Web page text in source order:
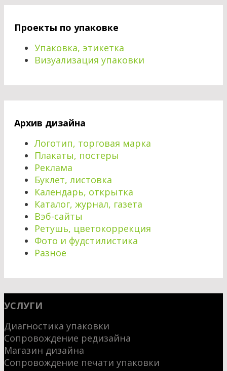
Проекты по упаковке
Упаковка, этикетка
Визуализация упаковки
Архив дизайна
Логотип, торговая марка
Плакаты, постеры
Реклама
Буклет, листовка
Календарь, открытка
Каталог, журнал, газета
Вэб-сайты
Ретушь, цветокоррекция
Фото и фудстилистика
Разное
УСЛУГИ
Диагностика упаковки
Сопровождение редизайна
Магазин дизайна
Сопровождение печати упаковки